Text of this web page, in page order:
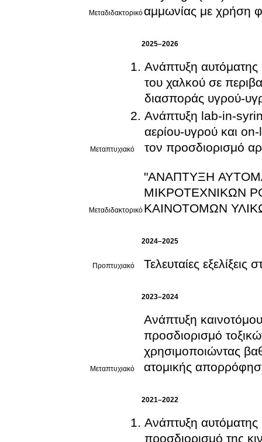
Μεταδιδακτορικόαμμωνίας με χρήση
2025–2026
Μεταπτυχιακό
Ανάπτυξη
του χαλκού σε
διασποράς υγρού-
Ανάπτυξη lab-in-
αερίου-υγρού και
τον προσδιορισμό
Μεταδιδακτορικό
"ΑΝΑΠΤΥΞΗ
ΜΙΚΡΟΤΕΧΝΙΚΩΝ
ΚΑΙΝΟΤΟΜΩΝ
2024–2025
Προπτυχιακό Τελευταίες
2023–2024
Μεταπτυχιακό
Ανάπτυξη
προσδιορισμό
χρησιμοποιώντας
ατομικής
2021–2022
Ανάπτυξη
προσδιορισμό της